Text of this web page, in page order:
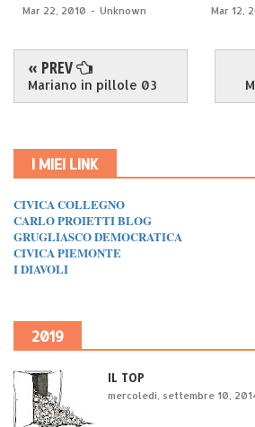
Mar 22, 2010 - Unknown Mar 12,
« PREV
Mariano in pillole 03
I MIEI LINK
CIVICA COLLEGNO
CARLO PROIETTI BLOG
GRUGLIASCO DEMOCRATICA
CIVICA PIEMONTE
I DIAVOLI
2019
IL TOP
mercoledì, settembre 10,